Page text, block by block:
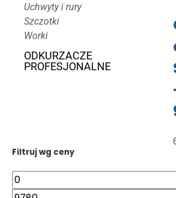
Uchwyty i rury
Szczotki
Worki
ODKURZACZE
PROFESJONALNE
Filtruj wg ceny